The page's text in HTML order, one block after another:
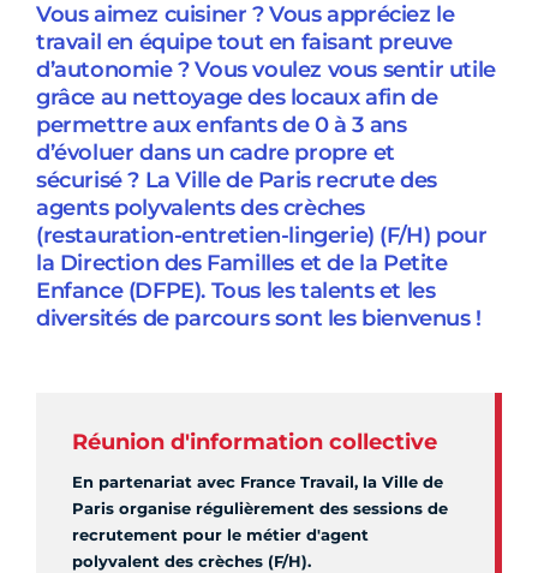
Vous aimez cuisiner ? Vous appréciez le
travail en équipe tout en faisant preuve
d’autonomie ? Vous voulez vous sentir utile
grâce au nettoyage des locaux afin de
permettre aux enfants de 0 à 3 ans
d’évoluer dans un cadre propre et
sécurisé ? La Ville de Paris recrute des
agents polyvalents des crèches
(restauration-entretien-lingerie) (F/H) pour
la Direction des Familles et de la Petite
Enfance (DFPE). Tous les talents et les
diversités de parcours sont les bienvenus !
Réunion d'information collective
En partenariat avec France Travail, la Ville de
Paris organise régulièrement des sessions de
recrutement pour le métier d'agent
polyvalent des crèches (F/H).